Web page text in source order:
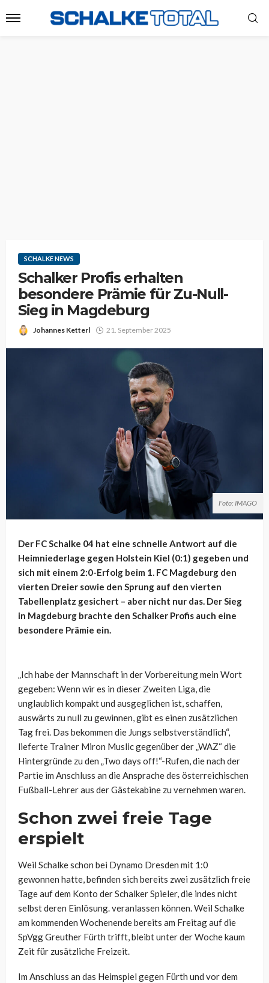
SCHALKE NEWS
Schalker Profis erhalten
besondere Prämie für Zu-Null-
Sieg in Magdeburg
Johannes Ketterl 21. September 2025
Foto: IMAGO
Der FC Schalke 04 hat eine schnelle Antwort auf die
Heimniederlage gegen Holstein Kiel (0:1) gegeben und
sich mit einem 2:0-Erfolg beim 1. FC Magdeburg den
vierten Dreier sowie den Sprung auf den vierten
Tabellenplatz gesichert – aber nicht nur das. Der Sieg
in Magdeburg brachte den Schalker Profis auch eine
besondere Prämie ein.
„Ich habe der Mannschaft in der Vorbereitung mein Wort
gegeben: Wenn wir es in dieser Zweiten Liga, die
unglaublich kompakt und ausgeglichen ist, schaffen,
auswärts zu null zu gewinnen, gibt es einen zusätzlichen
Tag frei. Das bekommen die Jungs selbstverständlich“,
lieferte Trainer Miron Muslic gegenüber der „WAZ“ die
Hintergründe zu den „Two days off!“-Rufen, die nach der
Partie im Anschluss an die Ansprache des österreichischen
Fußball-Lehrer aus der Gästekabine zu vernehmen waren.
Schon zwei freie Tage
erspielt
Weil Schalke schon bei Dynamo Dresden mit 1:0
gewonnen hatte, befinden sich bereits zwei zusätzlich freie
Tage auf dem Konto der Schalker Spieler, die indes nicht
selbst deren Einlösung. veranlassen können. Weil Schalke
am kommenden Wochenende bereits am Freitag auf die
SpVgg Greuther Fürth trifft, bleibt unter der Woche kaum
Zeit für zusätzliche Freizeit.
Im Anschluss an das Heimspiel gegen Fürth und vor dem